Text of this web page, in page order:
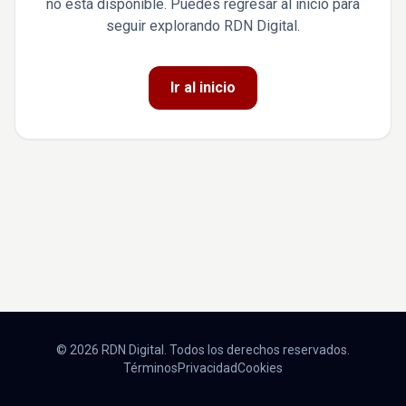
no está disponible. Puedes regresar al inicio para
seguir explorando RDN Digital.
Ir al inicio
© 2026 RDN Digital. Todos los derechos reservados.
TérminosPrivacidadCookies